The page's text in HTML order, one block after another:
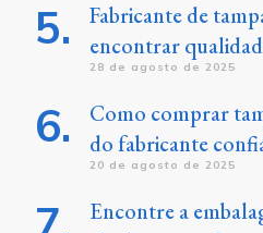
Fabricante de
encontrar
28 de agosto de 2025
Como comprar
do fabricante
20 de agosto de 2025
Encontre a